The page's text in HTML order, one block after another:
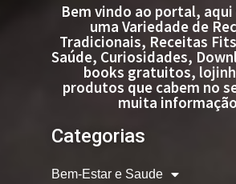
Bem vindo ao portal,
uma Variedade de
Tradicionais, Receitas
Saúde, Curiosidades,
books gratuitos,
produtos que cabem no
muita
Categorias
Bem-Estar e Saude